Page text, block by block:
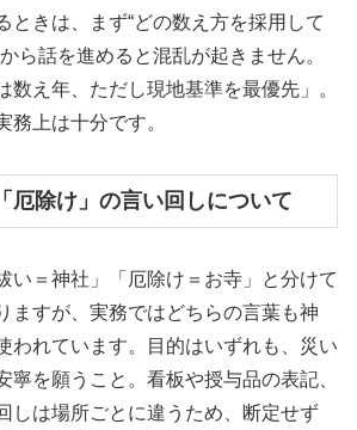
ときは、まず“どの数え方を採用して
ら話を進めると混乱が起きません。
数え年、ただし現地基準を最優先」。
務上は十分です。
厄除け」の言い回しについて
い＝神社」「厄除け＝お寺」と分けて
ますが、実務ではどちらの言葉も神
われています。目的はいずれも、災い
寧を願うこと。看板や授与品の表記、
しは場所ごとに違うため、断定せず